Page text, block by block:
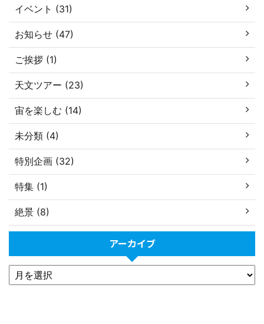
イベント (31)
お知らせ (47)
ご挨拶 (1)
天文ツアー (23)
宙を楽しむ (14)
未分類 (4)
特別企画 (32)
特集 (1)
絶景 (8)
アーカイブ